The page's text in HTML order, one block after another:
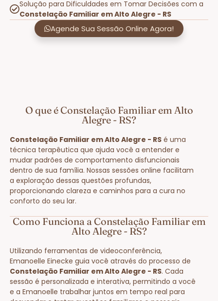
Solução para Dificuldades em Tomar Decisões com a
Constelação Familiar em Alto Alegre - RS
Agende Sua Sessão Online Agora!
O que é Constelação Familiar em Alto
Alegre - RS?
Constelação Familiar em Alto Alegre - RS é uma
técnica terapêutica que ajuda você a entender e
mudar padrões de comportamento disfuncionais
dentro de sua família. Nossas sessões online facilitam
a exploração dessas questões profundas,
proporcionando clareza e caminhos para a cura no
conforto do seu lar.
Como Funciona a Constelação Familiar em
Alto Alegre - RS?
Utilizando ferramentas de videoconferência,
Emanoelle Einecke guia você através do processo de
Constelação Familiar em Alto Alegre - RS. Cada
sessão é personalizada e interativa, permitindo a você
e a Emanoelle trabalhar juntos em tempo real para